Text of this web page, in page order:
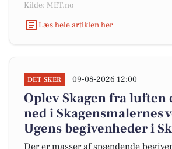
Kilde: MET.no
Læs hele artiklen her
DET SKER 09-08-2026 12:00
Oplev Skagen fra luften
ned i Skagensmalernes
Ugens begivenheder i
Der er masser af spændende